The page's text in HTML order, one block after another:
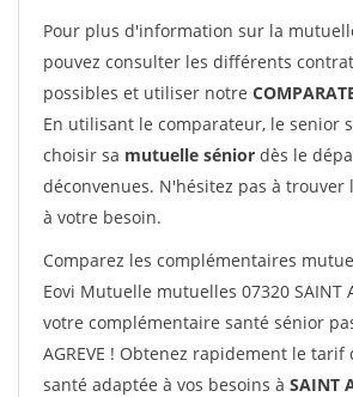
Pour plus d'information sur la
pouvez consulter les différents
possibles et utiliser notre
En utilisant le comparateur, le senior
choisir sa mutuelle sénior dès le
déconvenues. N'hésitez pas à
à votre besoin.
Comparez les complémentaires
Eovi Mutuelle mutuelles 07320 SAINT
votre complémentaire santé sénior
AGREVE ! Obtenez rapidement le
santé adaptée à vos besoins à SAINT